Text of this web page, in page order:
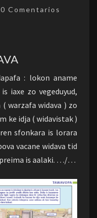
Comentarios
0 Comentarios
: lokon aname
iaxe zo vegeduyud,
warzafa widava ) zo
ke idja ( widavistak )
sfonkara is lorara
vacane widava tid
preima is aalaki. …/…